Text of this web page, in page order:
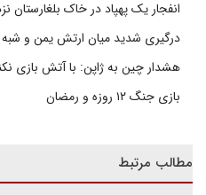
انفجار یک پهپاد در خاک بلغارستان
درگیری شدید میان ارتش یمن و شبه
هشدار چین به ژاپن: با آتش بازی
بازی جنگ ۱۲ روزه و رمضان
مطالب مرتبط